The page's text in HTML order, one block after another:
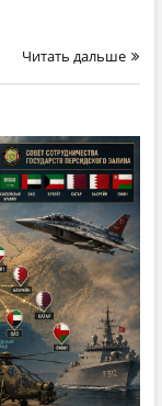
Читать дальше